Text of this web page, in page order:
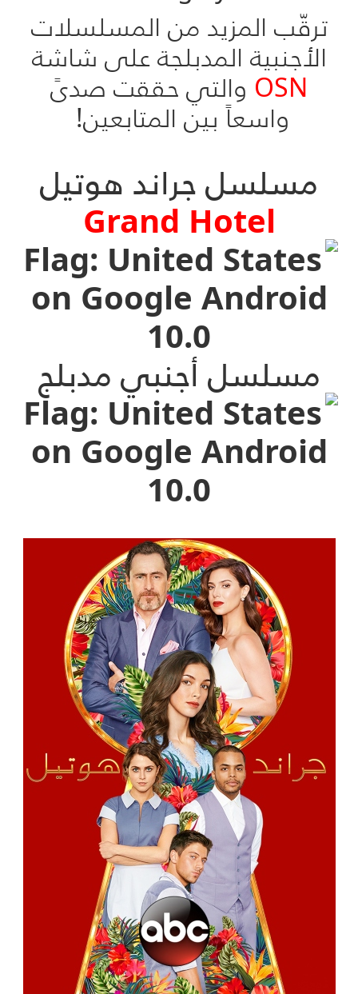
ترقّب المزيد من المسلسلات
الأجنبية المدبلجة على شاشة
OSN والتي حققت صدىً
واسعاً بين المتابعين!
مسلسل جراند هوتيل
Grand Hotel
مسلسل أجنبي مدبلج